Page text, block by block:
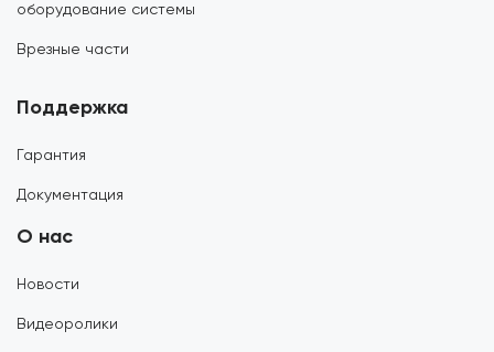
оборудование системы
Врезные части
Поддержка
Гарантия
Документация
О нас
Новости
Видеоролики